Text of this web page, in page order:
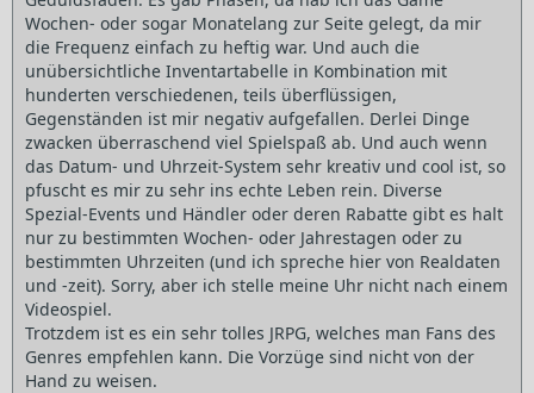
Wochen- oder sogar Monatelang zur Seite gelegt, da mir
die Frequenz einfach zu heftig war. Und auch die
unübersichtliche Inventartabelle in Kombination mit
hunderten verschiedenen, teils überflüssigen,
Gegenständen ist mir negativ aufgefallen. Derlei Dinge
zwacken überraschend viel Spielspaß ab. Und auch wenn
das Datum- und Uhrzeit-System sehr kreativ und cool ist, so
pfuscht es mir zu sehr ins echte Leben rein. Diverse
Spezial-Events und Händler oder deren Rabatte gibt es halt
nur zu bestimmten Wochen- oder Jahrestagen oder zu
bestimmten Uhrzeiten (und ich spreche hier von Realdaten
und -zeit). Sorry, aber ich stelle meine Uhr nicht nach einem
Videospiel.
Trotzdem ist es ein sehr tolles JRPG, welches man Fans des
Genres empfehlen kann. Die Vorzüge sind nicht von der
Hand zu weisen.